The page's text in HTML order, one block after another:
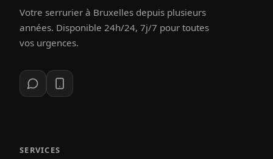
Votre serrurier à Bruxelles depuis plusieurs
années. Disponible 24h/24, 7j/7 pour toutes
vos urgences.
SERVICES